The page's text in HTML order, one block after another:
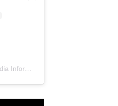
Sebuah kiriman dibagikan oleh Media Informasi Dewan Pusat Persaudaraan Setia Hati Terate (@media.dewanpusat)